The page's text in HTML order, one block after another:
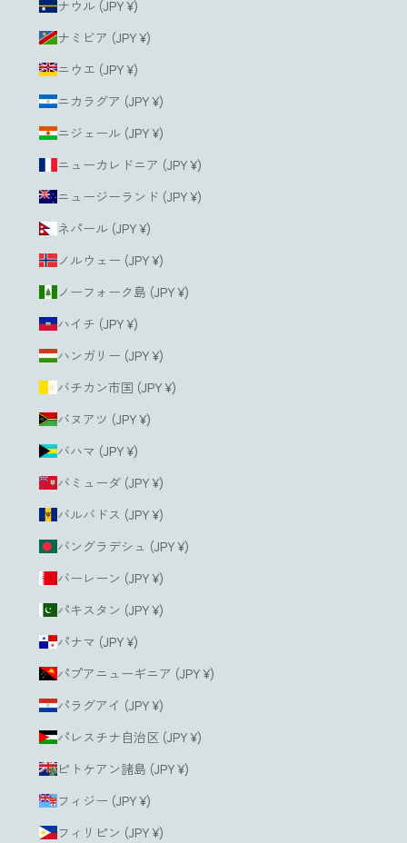
ナウル (JPY ¥)
ナミビア (JPY ¥)
ニウエ (JPY ¥)
ニカラグア (JPY ¥)
ニジェール (JPY ¥)
ニューカレドニア (JPY ¥)
ニュージーランド (JPY ¥)
ネパール (JPY ¥)
ノルウェー (JPY ¥)
ノーフォーク島 (JPY ¥)
ハイチ (JPY ¥)
ハンガリー (JPY ¥)
バチカン市国 (JPY ¥)
バヌアツ (JPY ¥)
バハマ (JPY ¥)
バミューダ (JPY ¥)
バルバドス (JPY ¥)
バングラデシュ (JPY ¥)
バーレーン (JPY ¥)
パキスタン (JPY ¥)
パナマ (JPY ¥)
パプアニューギニア (JPY ¥)
パラグアイ (JPY ¥)
パレスチナ自治区 (JPY ¥)
ピトケアン諸島 (JPY ¥)
フィジー (JPY ¥)
フィリピン (JPY ¥)